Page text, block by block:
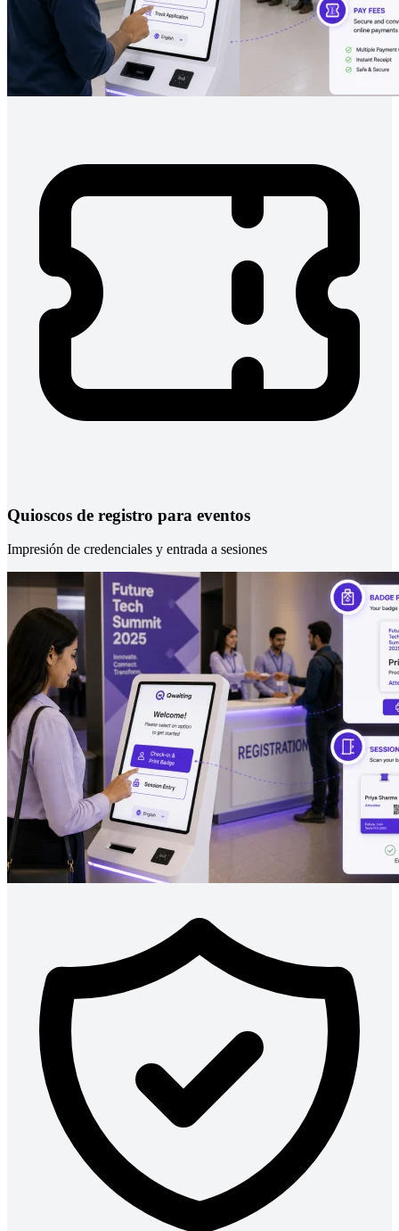
Quioscos de registro para eventos
Impresión de credenciales y entrada a sesiones